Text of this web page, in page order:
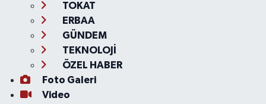
TOKAT
ERBAA
GÜNDEM
TEKNOLOJİ
ÖZEL HABER
Foto Galeri
Video